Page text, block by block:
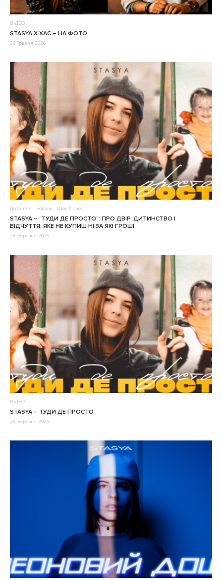
ВІДЕО
STASYA X ХАС – НА ФОТО
29 Травня 2026
Дозвілля Родина Шоу-бізнес
STASYA – ”ТУДИ ДЕ ПРОСТО”: ПРО ДВІР, ДИТИНСТВО І
ВІДЧУТТЯ, ЯКЕ НЕ КУПИШ НІ ЗА ЯКІ ГРОШІ
28 Березня 2026
ВІДЕО
STASYA – ТУДИ ДЕ ПРОСТО
28 Березня 2026